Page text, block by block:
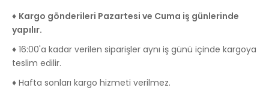
♦ Kargo gönderileri Pazartesi ve Cuma iş günlerinde
yapılır.
♦ 16:00'a kadar verilen siparişler aynı iş günü içinde kargoya
teslim edilir.
♦ Hafta sonları kargo hizmeti verilmez.